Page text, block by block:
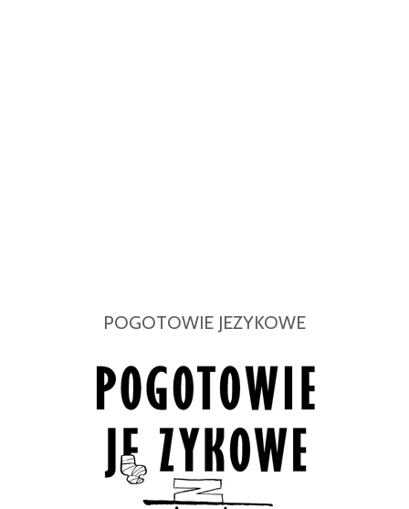
POGOTOWIE JEZYKOWE